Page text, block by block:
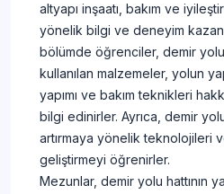
altyapı inşaatı, bakım ve
yönelik bilgi ve deneyim
bölümde öğrenciler, demir yolu
kullanılan malzemeler, yolun
yapımı ve bakım teknikleri
bilgi edinirler. Ayrıca, demir
artırmaya yönelik teknolojileri
geliştirmeyi öğrenirler.
Mezunlar, demir yolu hattının